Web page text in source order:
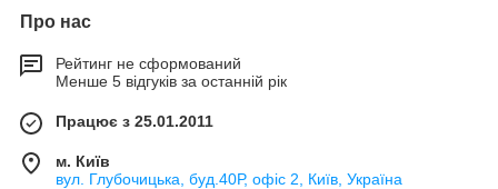
Про нас
Рейтинг не сформований
Менше 5 відгуків за останній рік
Працює з 25.01.2011
м. Київ
вул. Глубочицька, буд.40Р, офіс 2, Київ, Україна